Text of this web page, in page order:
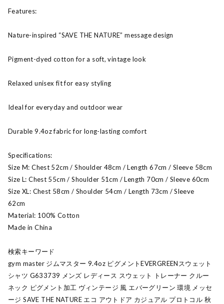
Features:
Nature-inspired “SAVE THE NATURE” message design
Pigment-dyed cotton for a soft, vintage look
Relaxed unisex fit for easy styling
Ideal for everyday and outdoor wear
Durable 9.4oz fabric for long-lasting comfort
Specifications:
Size M: Chest 52cm / Shoulder 48cm / Length 67cm / Sleeve 58cm
Size L: Chest 55cm / Shoulder 51cm / Length 70cm / Sleeve 60cm
Size XL: Chest 58cm / Shoulder 54cm / Length 73cm / Sleeve
62cm
Material: 100% Cotton
Made in China
検索キーワード
gym master ジムマスター 9.4oz ピグメントEVERGREENスウェット
シャツ G633739 メンズ レディース スウェット トレーナー クルー
ネック ピグメント加工 ヴィンテージ 風 エバーグリーン 環境 メッセ
ージ SAVE THE NATURE エコ アウトドア カジュアル プロトコル 秋